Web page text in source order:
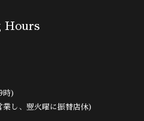
Hours
時)
し、翌火曜に振替店休)